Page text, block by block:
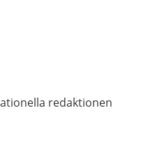
redaktionen